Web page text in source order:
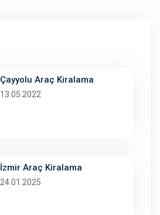
Çayyolu Araç Kiralama
13.05.2022
İzmir Araç Kiralama
24.01.2025